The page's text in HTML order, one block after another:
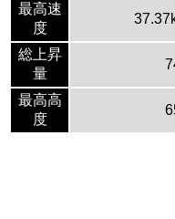
最高速
度
総上昇
量
最高高
度